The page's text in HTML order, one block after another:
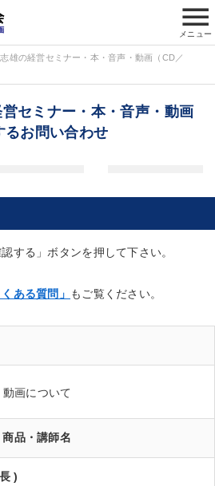
menu
メニュー
雄の経営セミナー・本・音声・動画（CD／
セミナー・本・音声・動画
るお問い合わせ
する」ボタンを押して下さい。
くある質問」 もご覧ください。
画について
品・講師名
)